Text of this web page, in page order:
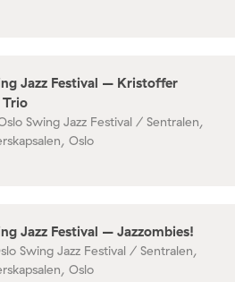
Jazz Festival – Kristoffer
Trio
Swing Jazz Festival / Sentralen,
Oslo
Jazz Festival – Jazzombies!
Swing Jazz Festival / Sentralen,
Oslo